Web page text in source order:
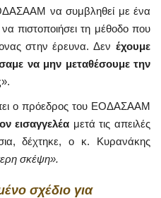
να συμβληθεί με ένα
πιστοποιήσει τη μέθοδο που
στην έρευνα. Δεν έχουμε
να μην μεταθέσουμε την
».
ο πρόεδρος του ΕΟΔΑΣΑΑΜ
εισαγγελέα μετά τις απειλές
δέχτηκε, ο κ. Κυρανάκης
σκέψη».
σχέδιο για